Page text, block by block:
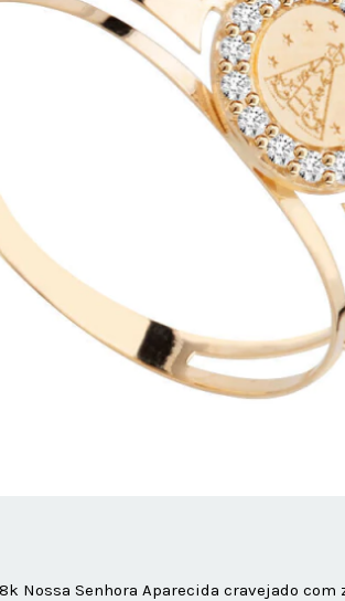
Nossa Senhora Aparecida cravejado